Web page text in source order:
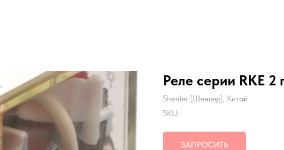
Реле серии RKE 2
Shenler (Шенлер), Китай
SKU:
ЗАПРОСИТЬ